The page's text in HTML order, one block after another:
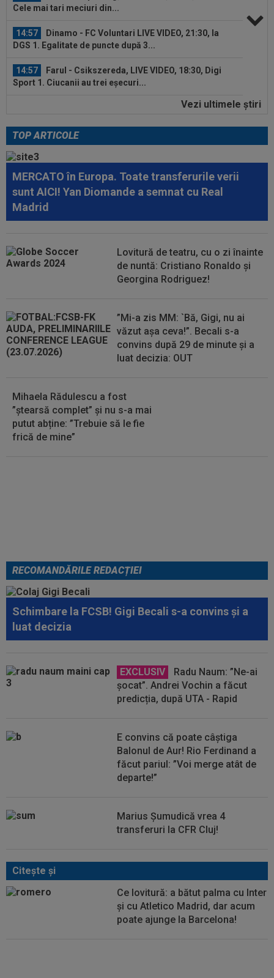
Cele mai tari meciuri din...
14:57
Dinamo - FC Voluntari LIVE VIDEO, 21:30, la
DGS 1. Egalitate de puncte după 3...
14:57
Farul - Csikszereda, LIVE VIDEO, 18:30, Digi
Sport 1. Ciucanii au trei eșecuri...
Concordia Chiajna - FC Bihor 2-0.
15:33 OFICIAL
87 de milioane de euro! Arsenal a
făcut marele transfer, după ce l-a ratat pe...
15:32
Schimbare la FCSB! Gigi Becali s-a convins și a
luat decizia
15:21
E convins că poate câștiga Balonul de Aur! Rio
15:11 EXCLUSIV
Radu Naum: ”Ne-ai șocat”. Andrei
Vochin a făcut predicția, după UTA - Rapid
Vezi ultimele ştiri
TOP ARTICOLE
MERCATO în Europa. Toate transferurile verii
sunt AICI! Yan Diomande a semnat cu Real
Madrid
Lovitură de teatru, cu o zi înainte
de nuntă: Cristiano Ronaldo și
Georgina Rodriguez!
”Mi-a zis MM: `Bă, Gigi, nu ai
văzut așa ceva!”. Becali s-a
convins după 29 de minute și a
luat decizia: OUT
Mihaela Rădulescu a fost
”ștearsă complet” și nu s-a mai
putut abține: ”Trebuie să le fie
frică de mine”
RECOMANDĂRILE REDACȚIEI
Schimbare la FCSB! Gigi Becali s-a convins și a
luat decizia
EXCLUSIV
Radu Naum: ”Ne-ai
șocat”. Andrei Vochin a făcut
predicția, după UTA - Rapid
E convins că poate câștiga
Balonul de Aur! Rio Ferdinand a
făcut pariul: ”Voi merge atât de
departe!”
Marius Șumudică vrea 4
transferuri la CFR Cluj!
Citeşte şi
Ce lovitură: a bătut palma cu Inter
și cu Atletico Madrid, dar acum
poate ajunge la Barcelona!